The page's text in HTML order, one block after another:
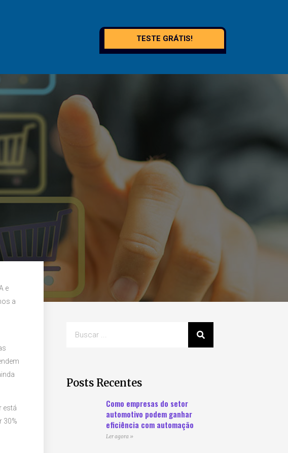
TESTE GRÁTIS!
e
a
está
30%
Posts Recentes
Como empresas do setor
automotivo podem ganhar
eficiência com automação
Ler agora »